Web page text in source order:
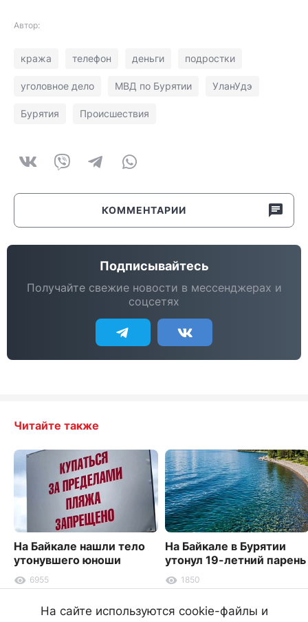
Автор:
кража телефон деньги подростки
уголовное дело МВД по Бурятии УланУдэ
Бурятия Происшествия
КОММЕНТАРИИ
Подписывайтесь
Получайте свежие новости в мессенджерах и
соцсетях
Читайте также
На Байкале нашли тело
утонувшего юноши
6955
На Байкале в Бурятии
утонул 19-летний парень
1850
На сайте используются cookie-файлы и